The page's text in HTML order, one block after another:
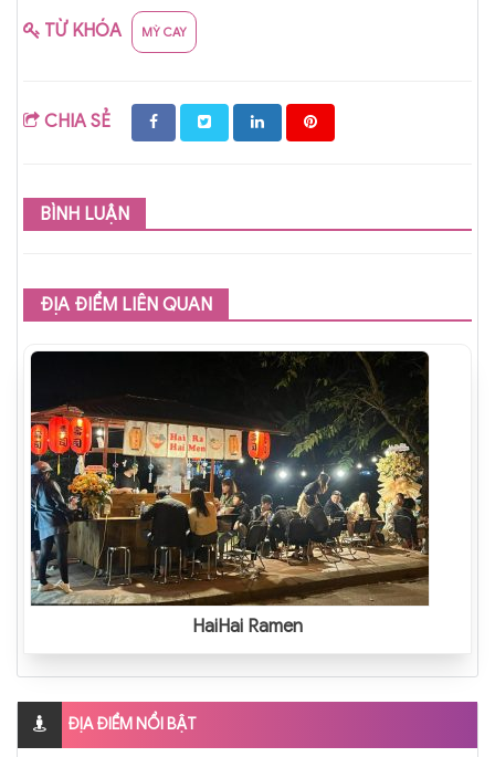
TỪ KHÓA MỲ CAY
CHIA SẺ
BÌNH LUẬN
ĐỊA ĐIỂM LIÊN QUAN
HaiHai Ramen
ĐỊA ĐIỂM NỔI BẬT